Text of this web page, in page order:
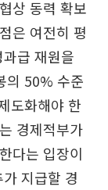
상 동력 확보
은 여전히 평
급 재원을
의 50% 수준
도화해야 한
경제적부가
다는 입장이
지급할 경